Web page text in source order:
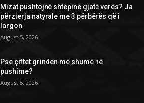
Mizat pushtojnë shtëpinë gjatë verës? Ja
përzierja natyrale me 3 përbërës që i
largon
August 5, 2026
Pse çiftet grinden më shumë në
pushime?
August 5, 2026